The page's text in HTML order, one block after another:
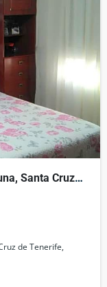
Santa Cruz
de Tenerife,